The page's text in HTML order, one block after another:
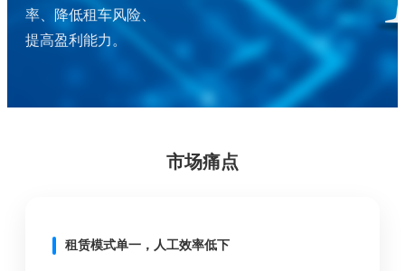
率、降低租车风险、
提高盈利能力。
市场痛点
租赁模式单一，人工效率低下